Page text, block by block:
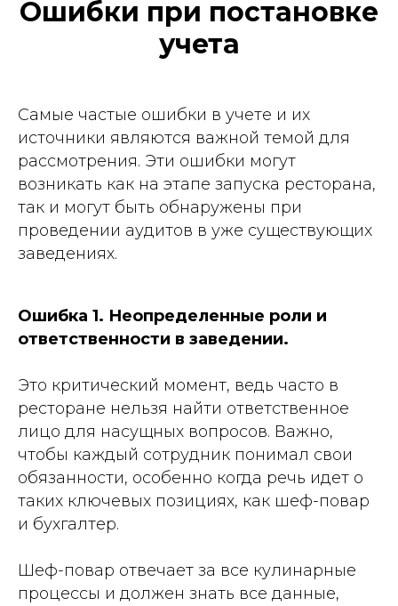
Ошибки при постановке
учета
Самые частые ошибки в учете и их
источники являются важной темой для
рассмотрения. Эти ошибки могут
возникать как на этапе запуска ресторана,
так и могут быть обнаружены при
проведении аудитов в уже существующих
заведениях.
Ошибка 1. Неопределенные роли и
ответственности в заведении.
Это критический момент, ведь часто в
ресторане нельзя найти ответственное
лицо для насущных вопросов. Важно,
чтобы каждый сотрудник понимал свои
обязанности, особенно когда речь идет о
таких ключевых позициях, как шеф-повар
и бухгалтер.
Шеф-повар отвечает за все кулинарные
процессы и должен знать все данные,